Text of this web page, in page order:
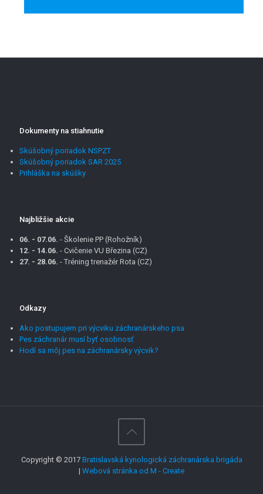
Dokumenty na stiahnutie
Skúšobný poriadok NSPZT
Skúšobný poriadok SAR 2025
Prihláška na skúšky
Najbližšie akcie
06. - 07.06. - Školenie PP (Rohožník)
12. - 14.06. - Cvičenie VU Březina (CZ)
27. - 28.06. - Tréning trenažér Rota (CZ)
Odkazy
Ako postupujem pri výcviku záchranárskeho psa
Pes záchranár musí byť osobnosť
Hodí sa môj pes na záchranársky výcvik?
Copyright © 2017 Bratislavská kynologická záchranárska brigáda
| Webová stránka od M - Create